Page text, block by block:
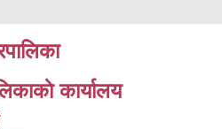
कार्यालय